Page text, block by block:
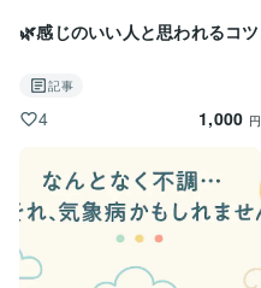
🌿感じのいい人と思われるコツ
記事
4 1,000 円